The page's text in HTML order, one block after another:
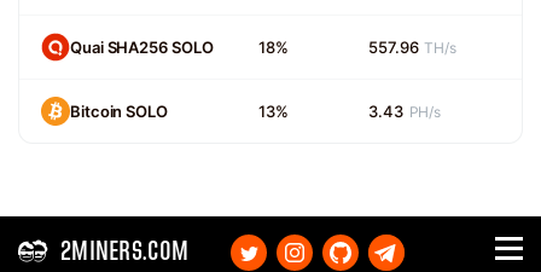
Quai SHA256 SOLO 18% 557.96 TH/s
Bitcoin SOLO 13% 3.43 PH/s
2MINERS.COM